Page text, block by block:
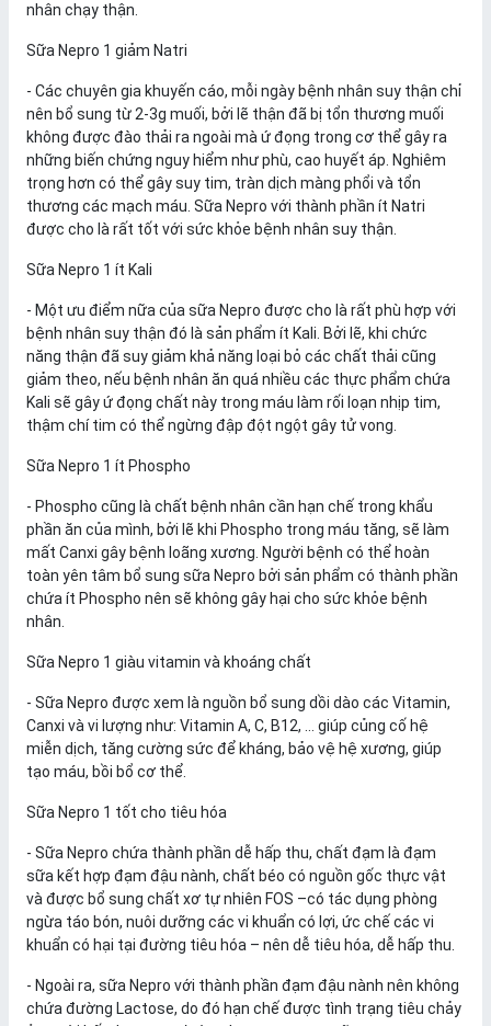
nhân chạy thận.
Sữa Nepro 1 giảm Natri
- Các chuyên gia khuyến cáo, mỗi ngày bệnh nhân suy thận chỉ
nên bổ sung từ 2-3g muối, bởi lẽ thận đã bị tổn thương muối
không được đào thải ra ngoài mà ứ đọng trong cơ thể gây ra
những biến chứng nguy hiểm như phù, cao huyết áp. Nghiêm
trọng hơn có thể gây suy tim, tràn dịch màng phổi và tổn
thương các mạch máu. Sữa Nepro với thành phần ít Natri
được cho là rất tốt với sức khỏe bệnh nhân suy thận.
Sữa Nepro 1 ít Kali
- Một ưu điểm nữa của sữa Nepro được cho là rất phù hợp với
bệnh nhân suy thận đó là sản phẩm ít Kali. Bởi lẽ, khi chức
năng thận đã suy giảm khả năng loại bỏ các chất thải cũng
giảm theo, nếu bệnh nhân ăn quá nhiều các thực phẩm chứa
Kali sẽ gây ứ đọng chất này trong máu làm rối loạn nhịp tim,
thậm chí tim có thể ngừng đập đột ngột gây tử vong.
Sữa Nepro 1 ít Phospho
- Phospho cũng là chất bệnh nhân cần hạn chế trong khẩu
phần ăn của mình, bởi lẽ khi Phospho trong máu tăng, sẽ làm
mất Canxi gây bệnh loãng xương. Người bệnh có thể hoàn
toàn yên tâm bổ sung sữa Nepro bởi sản phẩm có thành phần
chứa ít Phospho nên sẽ không gây hại cho sức khỏe bệnh
nhân.
Sữa Nepro 1 giàu vitamin và khoáng chất
- Sữa Nepro được xem là nguồn bổ sung dồi dào các Vitamin,
Canxi và vi lượng như: Vitamin A, C, B12, … giúp củng cố hệ
miễn dịch, tăng cường sức để kháng, bảo vệ hệ xương, giúp
tạo máu, bồi bổ cơ thể.
Sữa Nepro 1 tốt cho tiêu hóa
- Sữa Nepro chứa thành phần dễ hấp thu, chất đạm là đạm
sữa kết hợp đạm đậu nành, chất béo có nguồn gốc thực vật
và được bổ sung chất xơ tự nhiên FOS –có tác dụng phòng
ngừa táo bón, nuôi dưỡng các vi khuẩn có lợi, ức chế các vi
khuẩn có hại tại đường tiêu hóa – nên dễ tiêu hóa, dễ hấp thu.
- Ngoài ra, sữa Nepro với thành phần đạm đậu nành nên không
chứa đường Lactose, do đó hạn chế được tình trạng tiêu chảy